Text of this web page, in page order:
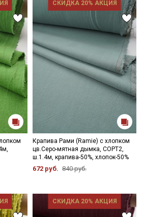
СКИДКА 20% АКЦИЯ
Крапива Рами (Ramie) с хлопком
цв.Серо-мятная дымка, СОРТ2,
ш.1.4м, крапива-50%, хлопок-50%
672 руб. 840 руб.
СКИДКА 20% АКЦИЯ
от Купава
здесь дополнительные
скидки до 30% на узкие
тканей
обработки персональных
на обработку персональных